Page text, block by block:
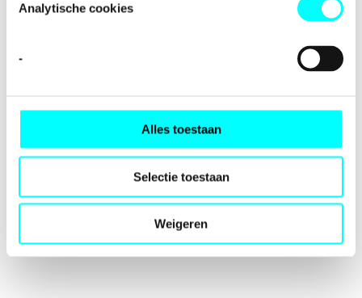
Analytische cookies
-
Alles toestaan
Selectie toestaan
Weigeren